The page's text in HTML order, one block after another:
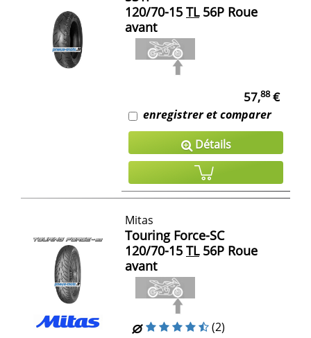
120/70-15 TL56P Roue
avant
57,88€
enregistrer et comparer
Détails
Mitas
Touring Force-SC
120/70-15 TL56P Roue
avant
(2)